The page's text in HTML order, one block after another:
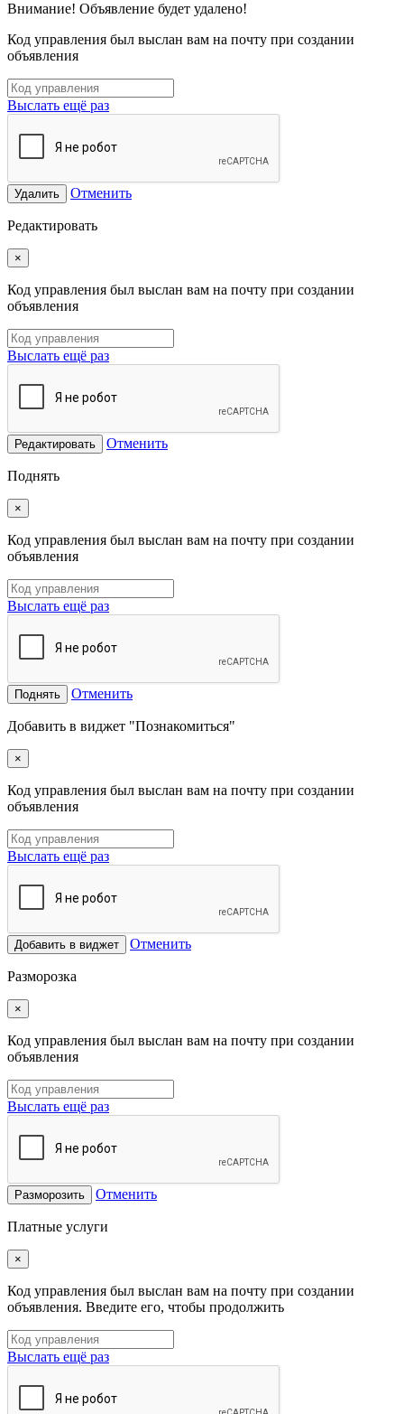
Внимание! Объявление будет удалено!
Код управления был выслан вам на почту при создании
объявления
Выслать ещё раз
Удалить Отменить
Редактировать
×
Код управления был выслан вам на почту при создании
объявления
Выслать ещё раз
Редактировать Отменить
Поднять
×
Код управления был выслан вам на почту при создании
объявления
Выслать ещё раз
Поднять Отменить
Добавить в виджет "Познакомиться"
×
Код управления был выслан вам на почту при создании
объявления
Выслать ещё раз
Добавить в виджет Отменить
Разморозка
×
Код управления был выслан вам на почту при создании
объявления
Выслать ещё раз
Разморозить Отменить
Платные услуги
×
Код управления был выслан вам на почту при создании
объявления. Введите его, чтобы продолжить
Выслать ещё раз